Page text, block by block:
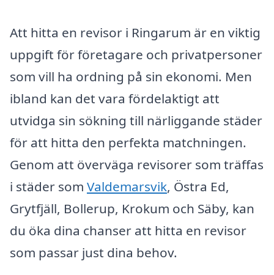
Att hitta en revisor i Ringarum är en viktig
uppgift för företagare och privatpersoner
som vill ha ordning på sin ekonomi. Men
ibland kan det vara fördelaktigt att
utvidga sin sökning till närliggande städer
för att hitta den perfekta matchningen.
Genom att överväga revisorer som träffas
i städer som Valdemarsvik, Östra Ed,
Grytfjäll, Bollerup, Krokum och Säby, kan
du öka dina chanser att hitta en revisor
som passar just dina behov.